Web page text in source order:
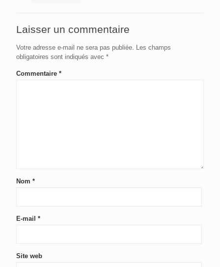
Laisser un commentaire
Votre adresse e-mail ne sera pas publiée. Les champs
obligatoires sont indiqués avec *
Commentaire *
Nom *
E-mail *
Site web